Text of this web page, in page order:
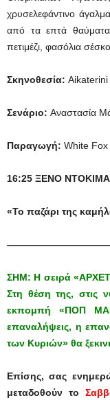
χρυσελεφάντινο
από τα επτά
πετιμέζι, φασόλια
Σκηνοθεσία:
Σενάριο: Αναστασία
Παραγωγή: White Fox
16:25 ΞΕΝΟ
«Το παζάρι της
ΣΗΜ: Η σειρά
Στη θέση της, στις
εκπομπή «ΠΟΠ
επαναλήψεις, η
των Κυριών» θα
Επίσης, σας
μεταδοθούν το